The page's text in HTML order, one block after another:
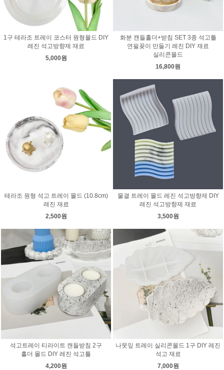
1구 테라조 트레이 코스터 원형몰드 DIY
레진 석고방향제 재료
5,000원
화분 캔들홀더+받침 SET 3종 석고틀
연필꽂이 만들기 레진 DIY 재료
실리콘몰드
16,800원
테라조 원형 석고 트레이 몰드 (10.8cm)
레진 재료
2,500원
물결 트레이 몰드 레진 석고방향제 DIY
레진 석고방향제 재료
3,500원
석고트레이 티라이트 캔들받침 2구
홀더 몰드 DIY 레진 석고틀
4,200원
나뭇잎 트레이 실리콘몰드 1구 DIY 레진
석고 재료
7,000원